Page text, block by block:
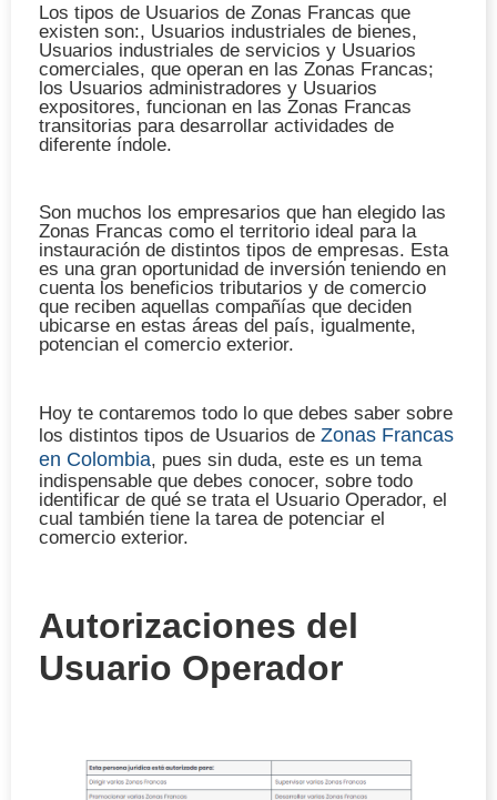
Los tipos de Usuarios de Zonas Francas que
existen son:, Usuarios industriales de bienes,
Usuarios industriales de servicios y Usuarios
comerciales, que operan en las Zonas Francas;
los Usuarios administradores y Usuarios
expositores, funcionan en las Zonas Francas
transitorias para desarrollar actividades de
diferente índole.
Son muchos los empresarios que han elegido las
Zonas Francas como el territorio ideal para la
instauración de distintos tipos de empresas. Esta
es una gran oportunidad de inversión teniendo en
cuenta los beneficios tributarios y de comercio
que reciben aquellas compañías que deciden
ubicarse en estas áreas del país, igualmente,
potencian el comercio exterior.
Hoy te contaremos todo lo que debes saber sobre
los distintos tipos de Usuarios de Zonas Francas
en Colombia, pues sin duda, este es un tema
indispensable que debes conocer, sobre todo
identificar de qué se trata el Usuario Operador, el
cual también tiene la tarea de potenciar el
comercio exterior.
Autorizaciones del
Usuario Operador